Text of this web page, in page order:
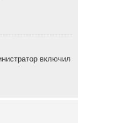
включил